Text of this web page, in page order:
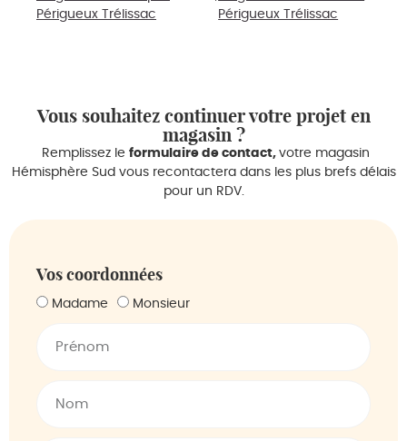
Périgueux Trélissac
Périgueux Trélissac
Vous souhaitez continuer votre projet en
magasin ?
Remplissez le formulaire de contact, votre magasin
Hémisphère Sud vous recontactera dans les plus brefs délais
pour un RDV.
Vos coordonnées
Madame Monsieur